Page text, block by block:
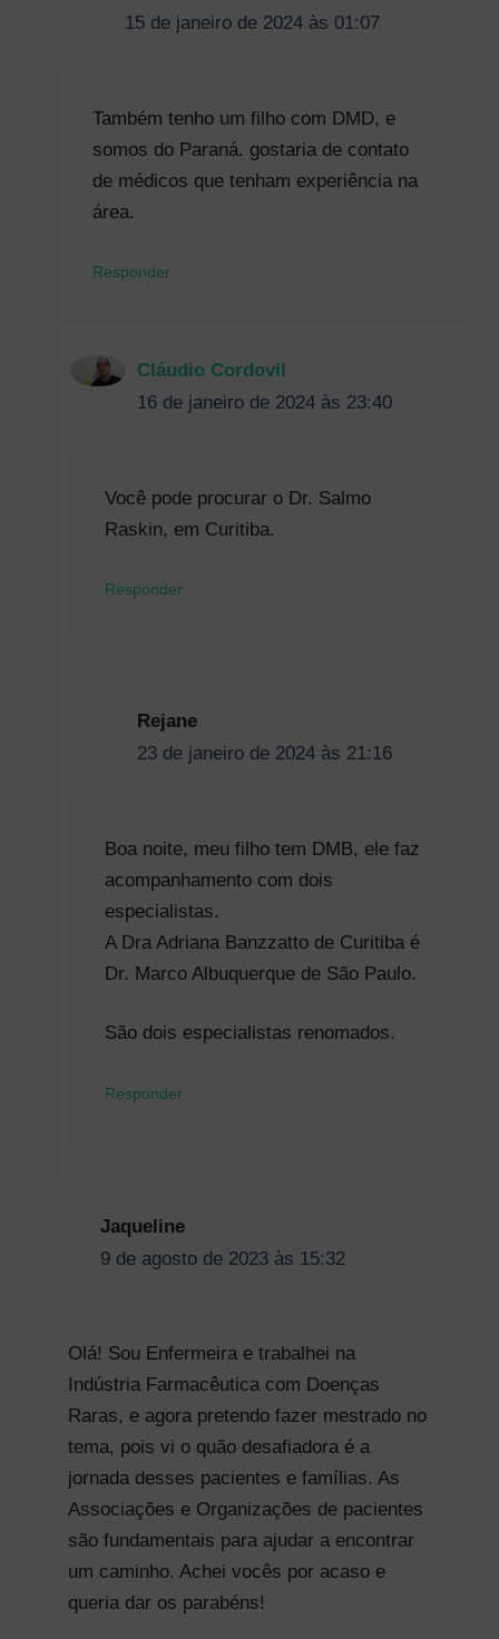
15 de janeiro de 2024 às 01:07
Também tenho um filho com DMD, e
somos do Paraná. gostaria de contato
de médicos que tenham experiência na
área.
Responder
Cláudio Cordovil
16 de janeiro de 2024 às 23:40
Você pode procurar o Dr. Salmo
Raskin, em Curitiba.
Responder
Rejane
23 de janeiro de 2024 às 21:16
Boa noite, meu filho tem DMB, ele faz
acompanhamento com dois
especialistas.
A Dra Adriana Banzzatto de Curitiba é
Dr. Marco Albuquerque de São Paulo.
São dois especialistas renomados.
Responder
Jaqueline
9 de agosto de 2023 às 15:32
Olá! Sou Enfermeira e trabalhei na
Indústria Farmacêutica com Doenças
Raras, e agora pretendo fazer mestrado no
tema, pois vi o quão desafiadora é a
jornada desses pacientes e famílias. As
Associações e Organizações de pacientes
são fundamentais para ajudar a encontrar
um caminho. Achei vocês por acaso e
queria dar os parabéns!